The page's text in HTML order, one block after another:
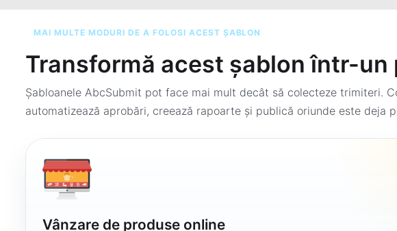
MAI MULTE MODURI DE A FOLOSI ACEST ȘABLON
Transformă acest șablon într-un
Șabloanele AbcSubmit pot face mai mult decât să colecteze trimiteri.
automatizează aprobări, creează rapoarte și publică oriunde este deja
Vânzare de produse online